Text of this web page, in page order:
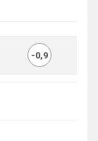
-0,9